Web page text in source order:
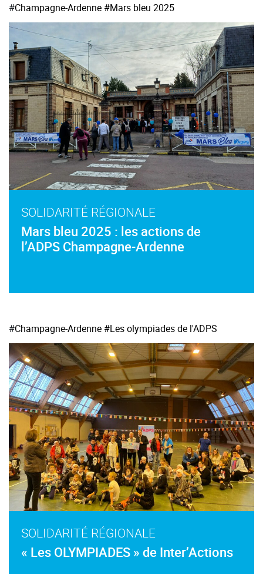
#Champagne-Ardenne #Mars bleu 2025
SOLIDARITÉ RÉGIONALE
Mars bleu 2025 : les actions de
l’ADPS Champagne-Ardenne
#Champagne-Ardenne #Les olympiades de l'ADPS
SOLIDARITÉ RÉGIONALE
« Les OLYMPIADES » de Inter’Actions